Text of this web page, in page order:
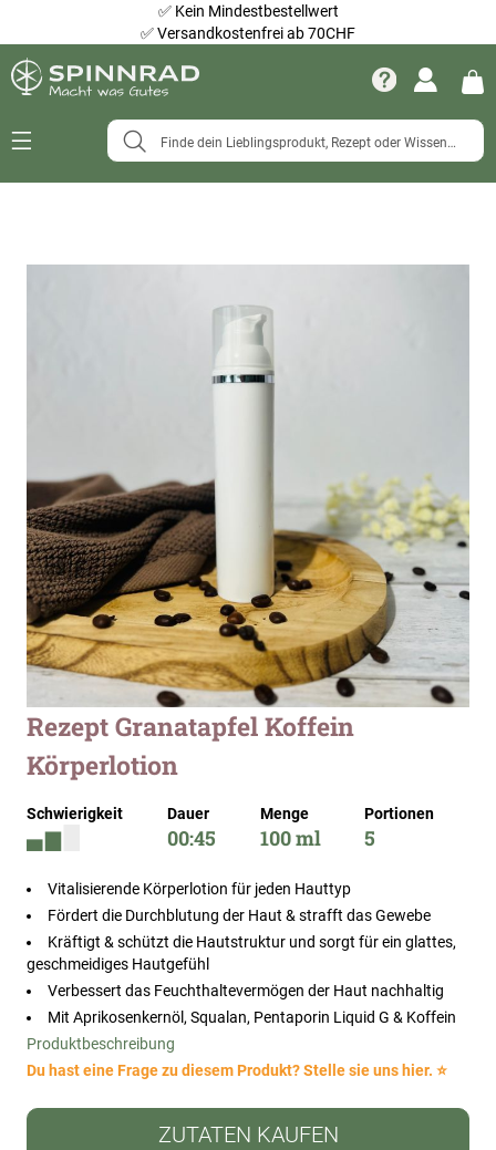
✅ Kein Mindestbestellwert
✅Versandkostenfrei ab 70CHF
Navigation
Zum
Anfang
der
Bildergalerie
springen
Rezept Granatapfel Koffein
Körperlotion
Schwierigkeit Dauer
00:45
Menge
100 ml
Portionen
5
Vitalisierende Körperlotion für jeden Hauttyp
Fördert die Durchblutung der Haut & strafft das Gewebe
Kräftigt & schützt die Hautstruktur und sorgt für ein glattes,
geschmeidiges Hautgefühl
Verbessert das Feuchthaltevermögen der Haut nachhaltig
Mit Aprikosenkernöl, Squalan, Pentaporin Liquid G & Koffein
Produktbeschreibung
Du hast eine Frage zu diesem Produkt? Stelle sie uns hier. ⭐
ZUTATEN KAUFEN